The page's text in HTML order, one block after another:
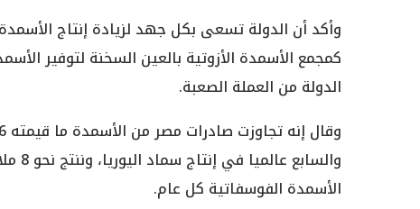
وأكد أن الدولة تسعى بكل جهد لزيادة إنتاج
كمجمع الأسمدة الأزوتية بالعين السخنة لتوفير
الدولة من العملة الصعبة.
الأسمدة الفوسفاتية كل عام.